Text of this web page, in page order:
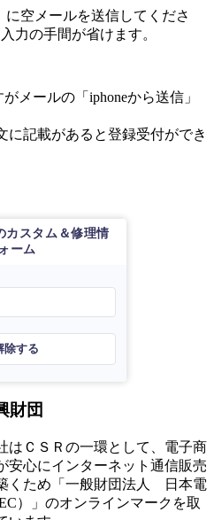
に空メールを送信してくださ
力の手間が省けます。
メールの「iphoneから送信」
に記載があると登録受付ができ
カスタム＆修理情
ーム
除する
財団
はＣＳＲの一環として、電子商
安心にインターネット通信販売
くため「一般財団法人 日本電
）」のオンラインマークを取